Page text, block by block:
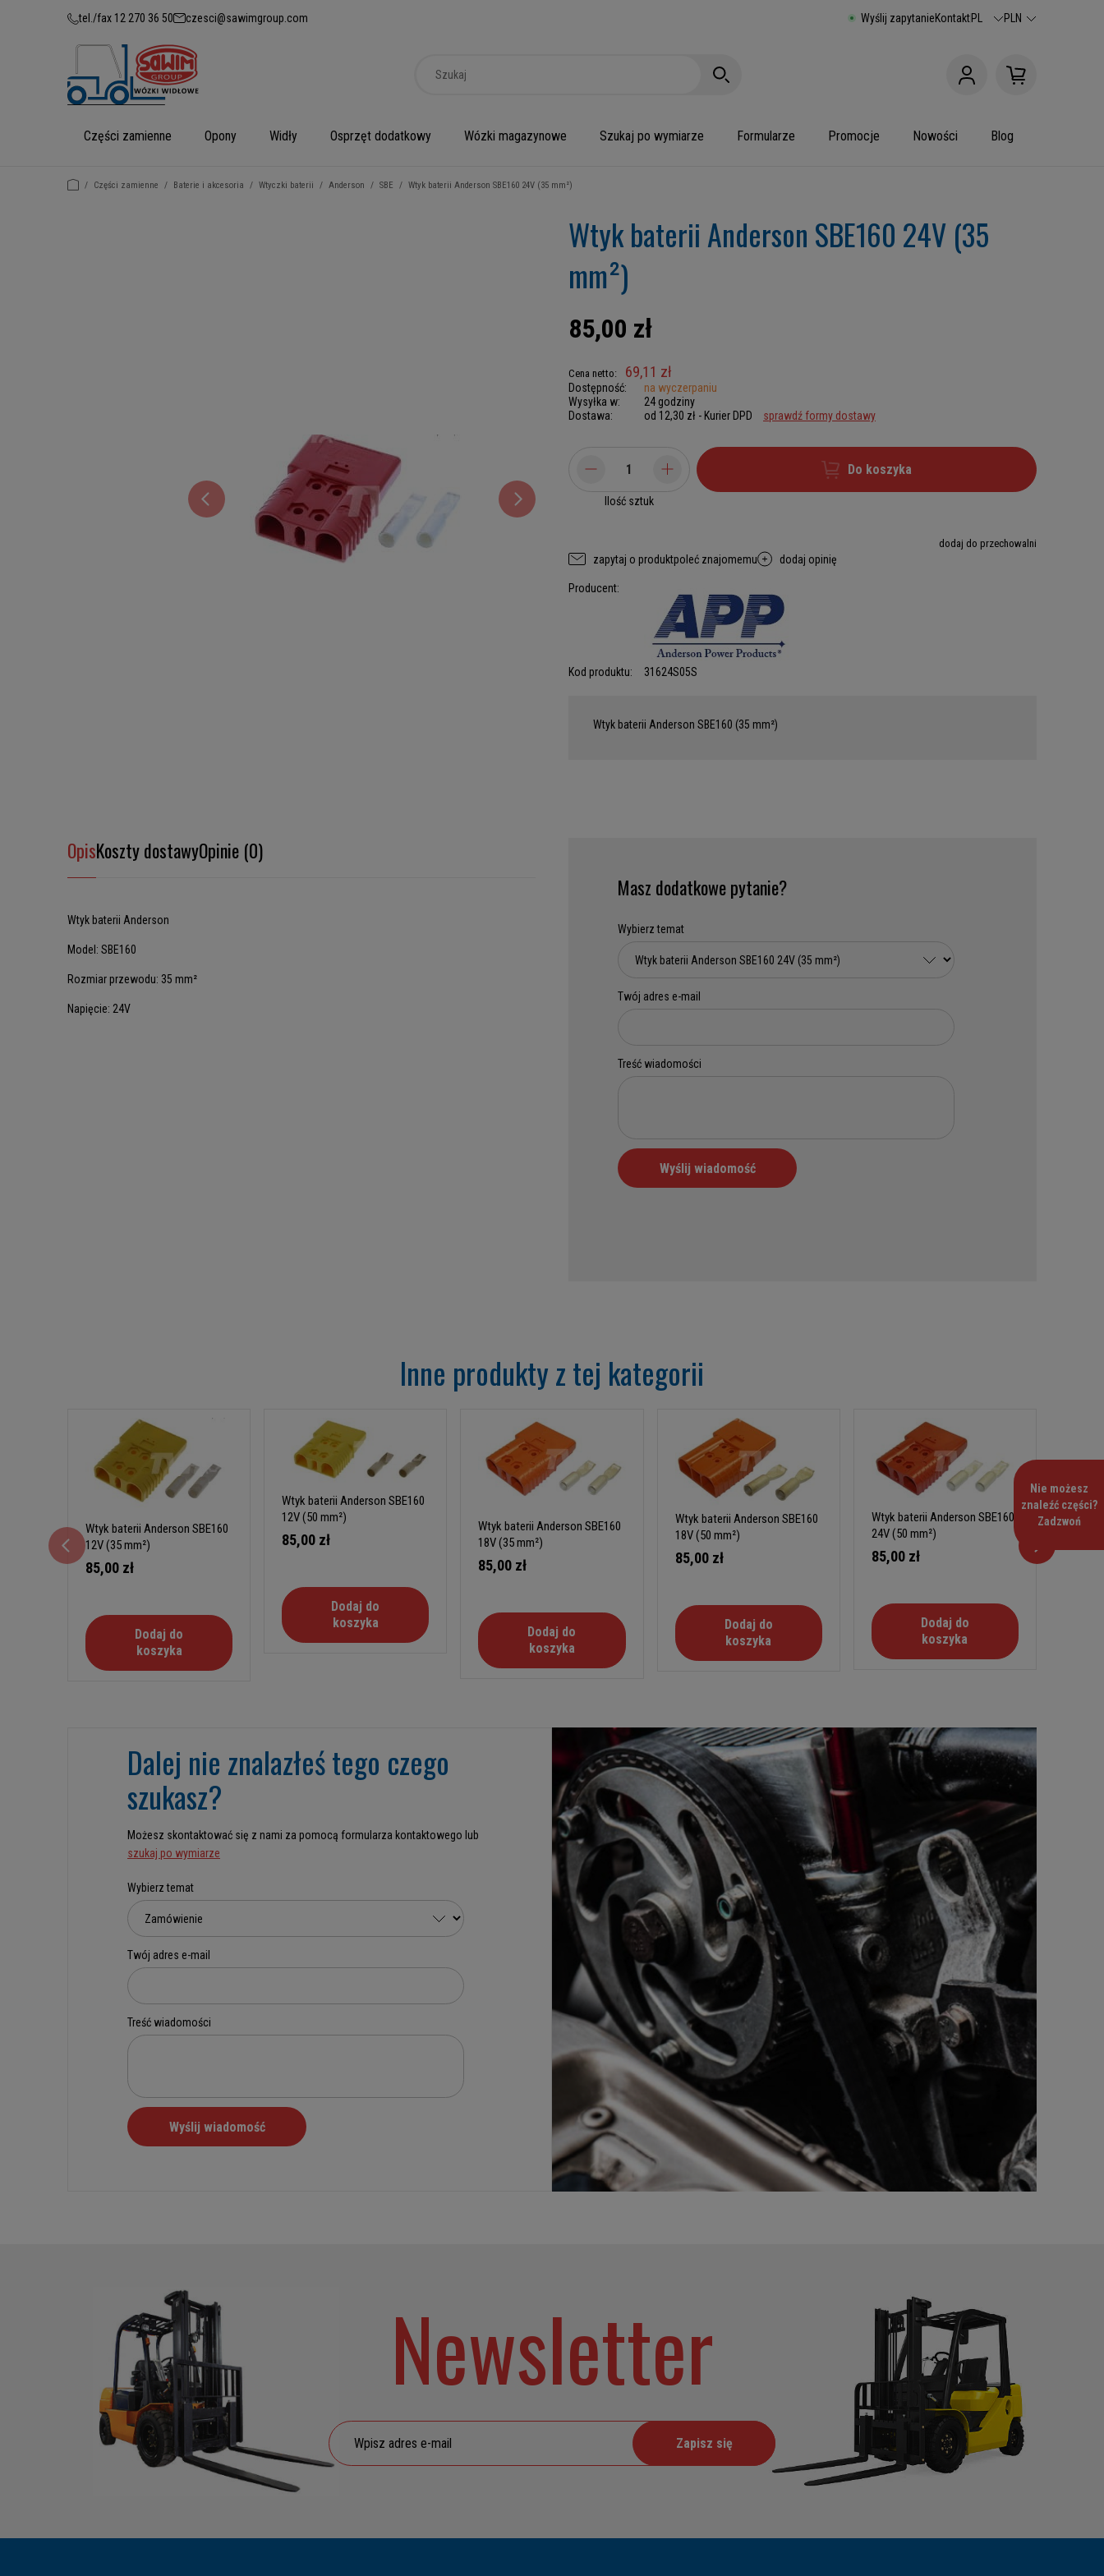
tel./fax 12 270 36 50 czesci@sawimgroup.com Wyślij zapytanieKontaktPL PLN
Części zamienne Opony Widły Osprzęt dodatkowy Wózki magazynowe Szukaj po wymiarze Formularze Promocje Nowości Blog
/ Części zamienne / Baterie i akcesoria / Wtyczki baterii / Anderson / SBE / Wtyk baterii Anderson SBE160 24V (35 mm²)
Wtyk baterii Anderson SBE160 24V (35
mm²)
85,00 zł
Cena netto: 69,11 zł
Dostępność:
na wyczerpaniu
Wysyłka w:
24 godziny
Dostawa:
od 12,30 zł - Kurier DPD sprawdź formy dostawy
Ilość sztuk
Do koszyka
dodaj do przechowalni
zapytaj o produktpoleć znajomemu dodaj opinię
Producent:
Kod produktu: 31624S05S
Wtyk baterii Anderson SBE160 (35 mm²)
OpisKoszty dostawyOpinie (0)
Wtyk baterii Anderson
Model: SBE160
Rozmiar przewodu: 35 mm²
Napięcie: 24V
Masz dodatkowe pytanie?
Inne produkty z tej kategorii
Wtyk baterii Anderson SBE160
12V (35 mm²)
85,00 zł
Dodaj do
koszyka
Wtyk baterii Anderson SBE160
12V (50 mm²)
85,00 zł
Dodaj do
koszyka
Wtyk baterii Anderson SBE160
18V (35 mm²)
85,00 zł
Dodaj do
koszyka
Wtyk baterii Anderson SBE160
18V (50 mm²)
85,00 zł
Dodaj do
koszyka
Wtyk baterii Anderson SBE160
24V (50 mm²)
85,00 zł
Dodaj do
koszyka
Wtyk
36V
Dalej nie znalazłeś tego czego
szukasz?
Możesz skontaktować się z nami za pomocą formularza kontaktowego lub
szukaj po wymiarze
Newsletter
Zapisz się
Nie możesz
znaleźć części?
Zadzwoń